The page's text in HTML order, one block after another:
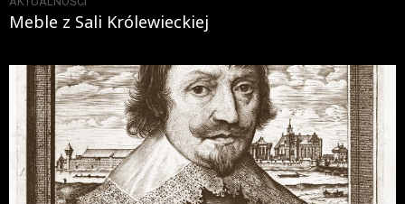
Meble z Sali Królewieckiej